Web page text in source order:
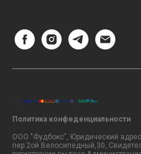
Политика конфеденциальности
ООО "Фудбокс", Юридический
пер.2ой Велосипедный,30,